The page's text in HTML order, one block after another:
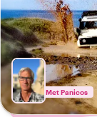
Met Panicos